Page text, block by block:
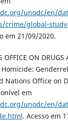
unodc/en/
crime/global-
em 21/09/2020.
OFFICE ON DRUGS
Homicide:
Nations Office on
em
unodc/en/
. Acesso em